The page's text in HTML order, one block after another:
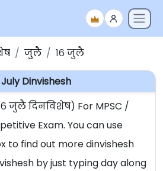
जुलै १६ जुलै
July Dinvishesh
जुलै दिनविशेष) For MPSC /
Exam. You can use
to find out more dinvishesh
by just typing day along